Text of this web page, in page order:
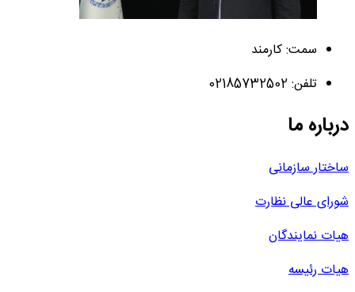
سمت: کارمند
تلفن: 02185732502
درباره ما
ساختار سازمانی
شورای عالی نظارت
هیات نمایندگان
هیات رئیسه